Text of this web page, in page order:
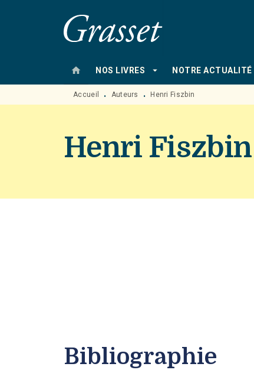
MENU RECHERCHE
home NOS LIVRES arrow_drop_down NOTRE ACTUALITÉ
Accueil • Auteurs • Henri Fiszbin
Henri Fiszbin
Bibliographie